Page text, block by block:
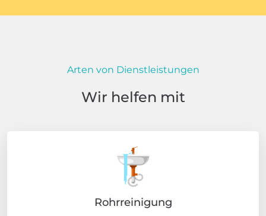
Arten von Dienstleistungen
Wir helfen mit
Rohrreinigung